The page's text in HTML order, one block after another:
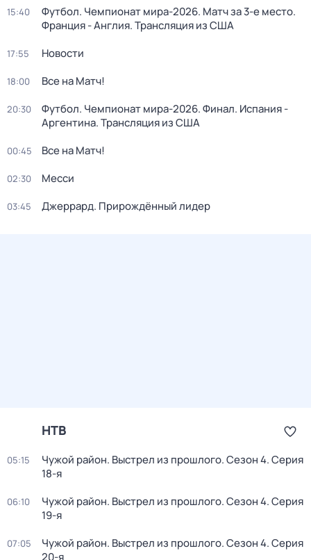
15:40
Футбол. Чемпионат мира-2026. Матч за 3-е место.
Франция - Англия. Трансляция из США
17:55 Новости
18:00 Все на Матч!
20:30
Футбол. Чемпионат мира-2026. Финал. Испания -
Аргентина. Трансляция из США
00:45 Все на Матч!
02:30 Месси
03:45 Джеррард. Прирождённый лидер
НТВ
05:15 Чужой район. Выстрел из прошлого. Сезон 4. Серия
18-я
06:10 Чужой район. Выстрел из прошлого. Сезон 4. Серия
19-я
07:05 Чужой район. Выстрел из прошлого. Сезон 4. Серия
20-я